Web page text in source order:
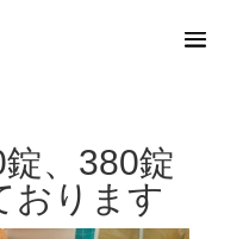
、380錠
おります